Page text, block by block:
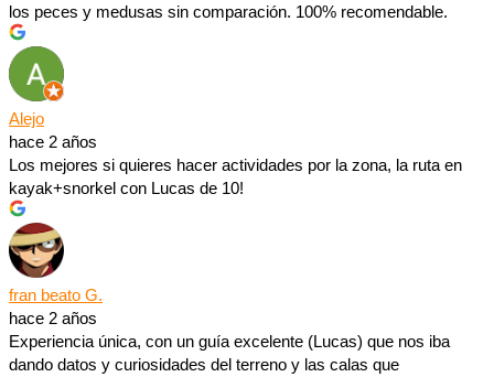
los peces y medusas sin comparación. 100% recomendable.
Alejo
hace 2 años
Los mejores si quieres hacer actividades por la zona, la ruta en
kayak+snorkel con Lucas de 10!
fran beato G.
hace 2 años
Experiencia única, con un guía excelente (Lucas) que nos iba
dando datos y curiosidades del terreno y las calas que